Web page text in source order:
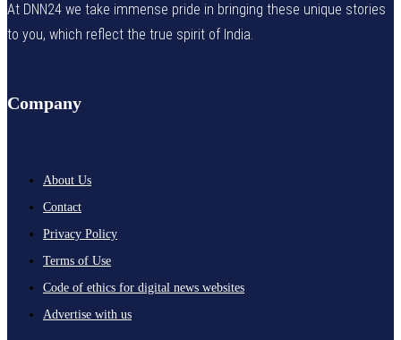
At DNN24 we take immense pride in bringing these unique stories
to you, which reflect the true spirit of India.
Company
About Us
Contact
Privacy Policy
Terms of Use
Code of ethics for digital news websites
Advertise with us